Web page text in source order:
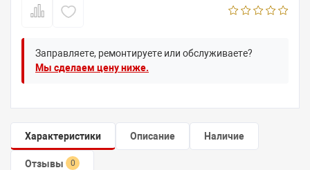
Заправляете, ремонтируете или обслуживаете?
Мы сделаем цену ниже.
Характеристики Описание Наличие
Отзывы 0